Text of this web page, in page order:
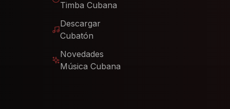
Timba Cubana
Descargar
Cubatón
Novedades
Música Cubana